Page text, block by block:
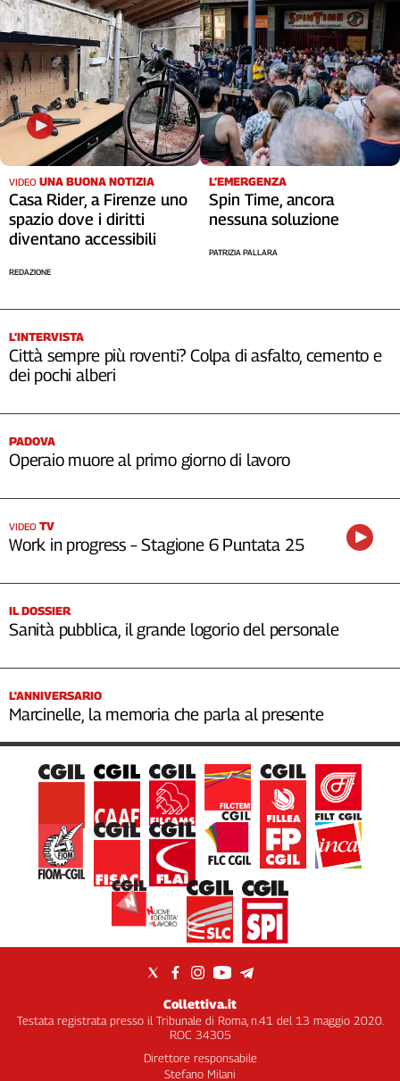
VIDEO UNA BUONA NOTIZIA
Casa Rider, a Firenze uno
spazio dove i diritti
diventano accessibili
REDAZIONE
L’EMERGENZA
Spin Time, ancora
nessuna soluzione
PATRIZIA PALLARA
L’INTERVISTA
Città sempre più roventi? Colpa di asfalto, cemento e
dei pochi alberi
PADOVA
Operaio muore al primo giorno di lavoro
VIDEO TV
Work in progress – Stagione 6 Puntata 25
IL DOSSIER
Sanità pubblica, il grande logorio del personale
L'ANNIVERSARIO
Marcinelle, la memoria che parla al presente
Collettiva.it
Testata registrata presso il Tribunale di Roma, n.41 del 13 maggio 2020.
ROC 34305
Direttore responsabile
Stefano Milani